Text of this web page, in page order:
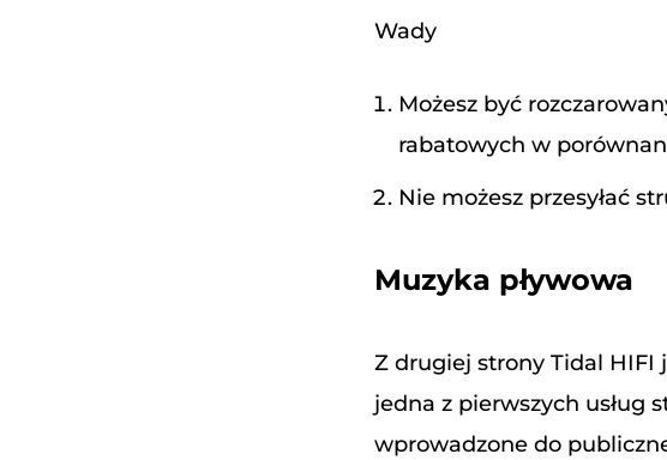
Wady
Możesz być
rabatowych w
Nie możesz przesyłać
Muzyka pływowa
Z drugiej strony Tidal HIFI
jedna z pierwszych usług
wprowadzone do